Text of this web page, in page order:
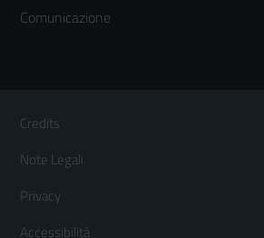
Comunicazione
Footer
Menù
orizzontale
Credits
Note Legali
Privacy
Accessibilità